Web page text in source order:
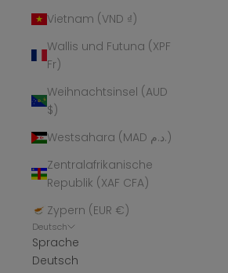
Vietnam (VND ₫)
Wallis und Futuna (XPF
Fr)
Weihnachtsinsel (AUD
$)
Westsahara (MAD د.م.)
Zentralafrikanische
Republik (XAF CFA)
Zypern (EUR €)
Deutsch
Sprache
Deutsch